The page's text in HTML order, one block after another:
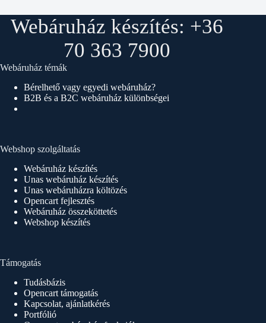
Webáruház készítés: +36
70 363 7900
Webáruház témák
Bérelhető vagy egyedi webáruház?
B2B és a B2C webáruház különbségei
Webshop szolgáltatás
Webáruház készítés
Unas webáruház készítés
Unas webáruházra költözés
Opencart fejlesztés
Webáruház összeköttetés
Webshop készítés
Támogatás
Tudásbázis
Opencart támogatás
Kapcsolat, ajánlatkérés
Portfólió